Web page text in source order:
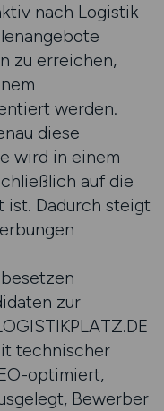
nach Logistik
zu erreichen,
werden.
diese
wird in einem
auf die
ist. Dadurch steigt
zur
technischer
optimiert,
Bewerber